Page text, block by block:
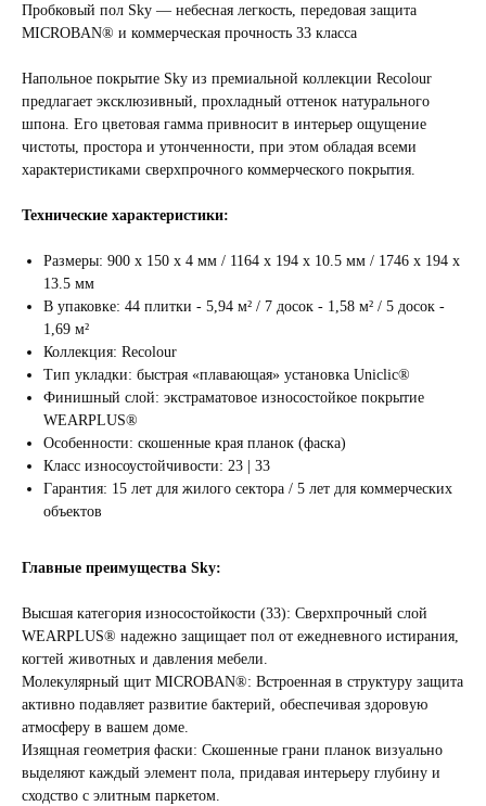
Пробковый пол Sky — небесная легкость, передовая защита
MICROBAN® и коммерческая прочность 33 класса
Напольное покрытие Sky из премиальной коллекции Recolour
предлагает эксклюзивный, прохладный оттенок натурального
шпона. Его цветовая гамма привносит в интерьер ощущение
чистоты, простора и утонченности, при этом обладая всеми
характеристиками сверхпрочного коммерческого покрытия.
Технические характеристики:
Размеры: 900 х 150 х 4 мм / 1164 х 194 х 10.5 мм / 1746 х 194 х
13.5 мм
В упаковке: 44 плитки - 5,94 м² / 7 досок - 1,58 м² / 5 досок -
1,69 м²
Коллекция: Recolour
Тип укладки: быстрая «плавающая» установка Uniclic®
Финишный слой: экстраматовое износостойкое покрытие
WEARPLUS®
Особенности: скошенные края планок (фаска)
Класс износоустойчивости: 23 | 33
Гарантия: 15 лет для жилого сектора / 5 лет для коммерческих
объектов
Главные преимущества Sky:
Высшая категория износостойкости (33): Сверхпрочный слой
WEARPLUS® надежно защищает пол от ежедневного истирания,
когтей животных и давления мебели.
Молекулярный щит MICROBAN®: Встроенная в структуру защита
активно подавляет развитие бактерий, обеспечивая здоровую
атмосферу в вашем доме.
Изящная геометрия фаски: Скошенные грани планок визуально
выделяют каждый элемент пола, придавая интерьеру глубину и
сходство с элитным паркетом.